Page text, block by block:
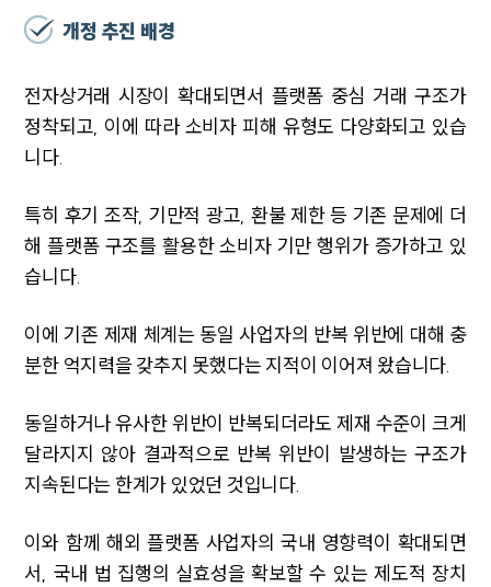
개정 추진 배경
전자상거래 시장이 확대되면서 플랫폼 중심 거래 구조가
정착되고, 이에 따라 소비자 피해 유형도 다양화되고 있습
니다.
특히 후기 조작, 기만적 광고, 환불 제한 등 기존 문제에 더
해 플랫폼 구조를 활용한 소비자 기만 행위가 증가하고 있
습니다.
이에 기존 제재 체계는 동일 사업자의 반복 위반에 대해 충
분한 억지력을 갖추지 못했다는 지적이 이어져 왔습니다.
동일하거나 유사한 위반이 반복되더라도 제재 수준이 크게
달라지지 않아 결과적으로 반복 위반이 발생하는 구조가
지속된다는 한계가 있었던 것입니다.
이와 함께 해외 플랫폼 사업자의 국내 영향력이 확대되면
서, 국내 법 집행의 실효성을 확보할 수 있는 제도적 장치